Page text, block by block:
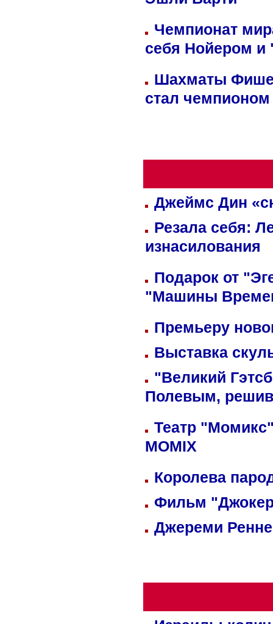
Чемпионат
себя Нойером и
Шахматы
стал
Джеймс Дин
Резала себя:
изнасилования
Подарок от
"Машины
Премьеру
Выставка
"Великий
Полевым,
Театр
MOMIX
Королева
Фильм
Джереми